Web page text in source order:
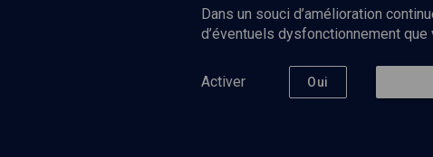
Université
Podcast
Dans un souci d’amélioration
d’éventuels dysfonctionnement
Activer Oui